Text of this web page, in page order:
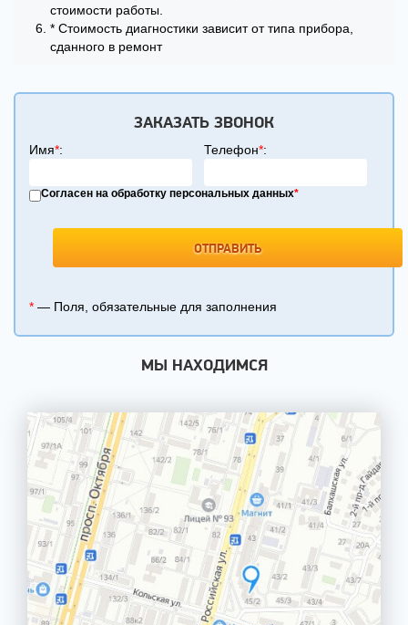
стоимости работы.
* Стоимость диагностики зависит от типа прибора,
сданного в ремонт
ЗАКАЗАТЬ ЗВОНОК
Имя*: Телефон*:
Согласен на обработку персональных данных*
* — Поля, обязательные для заполнения
МЫ НАХОДИМСЯ